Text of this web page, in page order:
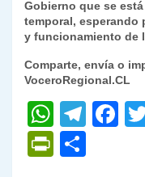
Gobierno que se
temporal, esperando
y funcionamiento de
Comparte, envía o
VoceroRegional.CL
W
h
at
T
F
P